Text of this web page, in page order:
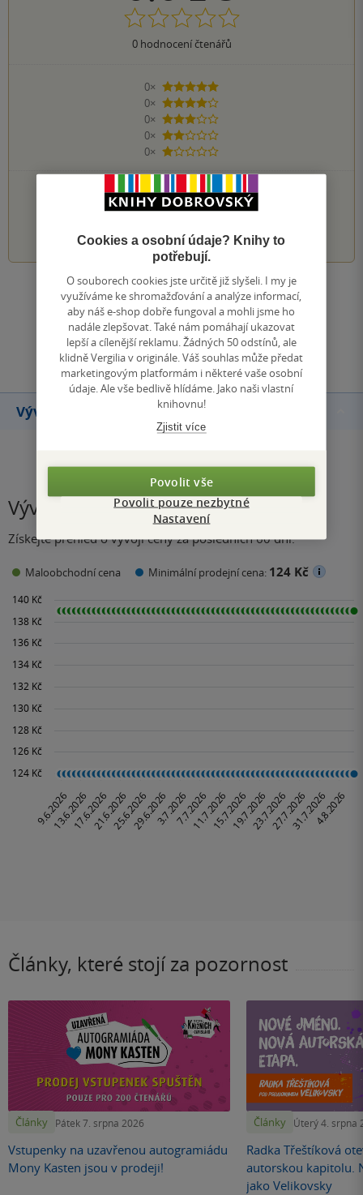
0hodnocení čtenářů
0×
5 hvězdiček
0×
4 hvězdičky
0×
3 hvězdičky
0×
2 hvězdičky
0×
1 hvezdička
PŘIDEJTE SVÉ HODNOCENÍ KNIHY
Zobrazit všechna hodnocení
Přidat hodnocení
Vývoj ceny
Vývoj ceny
Získejte přehled o vývoji ceny za posledních 60 dní.
Maloobchodní cena Minimální prodejní cena: 124 Kč
Články, které stojí za pozornost
Články Pátek 7. srpna 2026
Vstupenky na uzavřenou autogramiádu
Mony Kasten jsou v prodeji!
Články Úterý 4. srpna
Radka Třeštíková
autorskou kapitolu.
jako Velikovsky
Cookies a osobní údaje? Knihy to
potřebují.
O souborech cookies jste určitě již slyšeli. I my je
využíváme ke shromažďování a analýze informací,
aby náš e-shop dobře fungoval a mohli jsme ho
nadále zlepšovat. Také nám pomáhají ukazovat
lepší a cílenější reklamu. Žádných 50 odstínů, ale
klidně Vergilia v originále. Váš souhlas může předat
marketingovým platformám i některé vaše osobní
údaje. Ale vše bedlivě hlídáme. Jako naši vlastní
knihovnu!
Zjistit více
Povolit vše
Povolit pouze nezbytné
Nastavení